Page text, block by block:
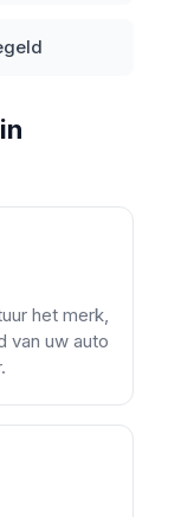
het merk,
van uw auto